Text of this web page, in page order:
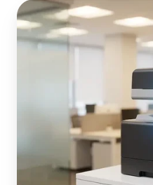
Segurança
da
impressão